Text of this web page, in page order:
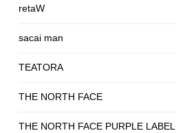
retaW
sacai man
TEATORA
THE NORTH FACE
THE NORTH FACE PURPLE LABEL